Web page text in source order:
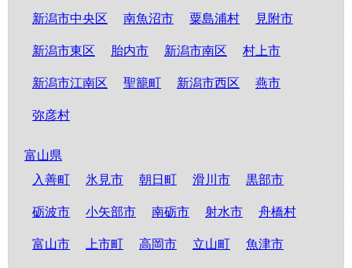
新潟市中央区 南魚沼市 粟島浦村 見附市
新潟市東区 胎内市 新潟市南区 村上市
新潟市江南区 聖籠町 新潟市西区 燕市
弥彦村
富山県
入善町
氷見市 朝日町 滑川市 黒部市
砺波市 小矢部市 南砺市 射水市 舟橋村
富山市 上市町 高岡市 立山町 魚津市